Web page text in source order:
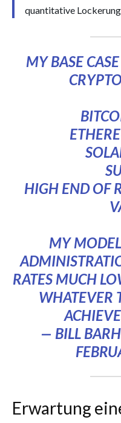
quantitative Lockerung
MY BASE
HIGH END OF
MY
RATES MUCH
WHATEVER
— BILL
Erwartung